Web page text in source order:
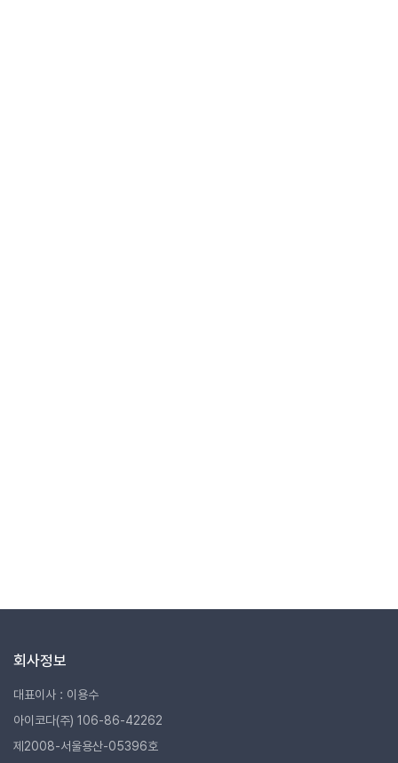
회사정보
대표이사 : 이용수
아이코다(주) 106-86-42262
제2008-서울용산-05396호